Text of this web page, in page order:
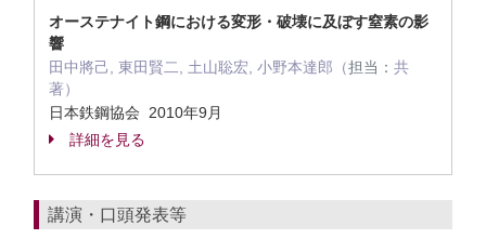
オーステナイト鋼における変形・破壊に及ぼす窒素の影
響
田中將己, 東田賢二, 土山聡宏, 小野本達郎（担当： 共
著）
日本鉄鋼協会 2010年9月
詳細を見る
講演・口頭発表等